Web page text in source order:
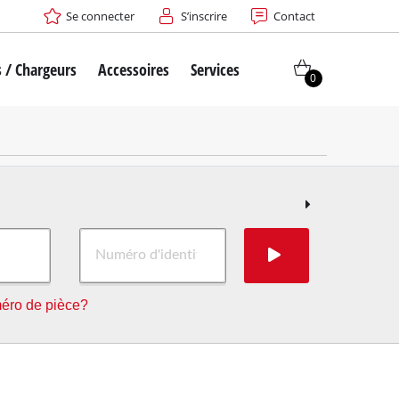
Se connecter S’inscrire Contact
/ Chargeurs Accessoires Services 0
de pièce?